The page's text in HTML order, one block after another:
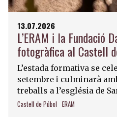
13.07.2026
L’ERAM i la Fundació
fotogràfica al Castell
L’estada formativa se
setembre i culminarà
treballs a l’església de
Castell de Púbol ERAM